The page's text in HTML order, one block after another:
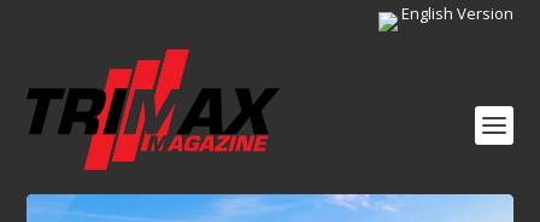
English Version